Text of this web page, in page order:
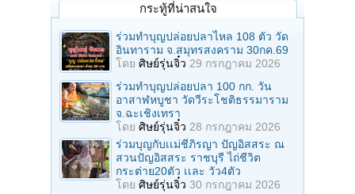
กระทู้ที่น่าสนใจ
ร่วมทําบุญปล่อยปลาไหล 108 ตัว วัด
อินทาราม จ.สมุทรสงคราม 30กค.69
โดย ศิษย์รุ่นจิ๋ว 29 กรกฎาคม 2026
ร่วมทําบุญปล่อยปลา 100 กก. วัน
อาสาฬหบูชา วัดวีระโชติธรรมาราม
จ.ฉะเชิงเทรา
โดย ศิษย์รุ่นจิ๋ว 28 กรกฎาคม 2026
ร่วมบุญกับเเม่ชีภิรญา ปัญอิสสระ ณ
สวนปัญอิสสระ ราชบุรี ไถ่ชีวิต
กระต่าย20ตัว เเละ วัว4ตัว
โดย ศิษย์รุ่นจิ๋ว 30 กรกฎาคม 2026